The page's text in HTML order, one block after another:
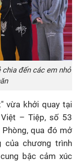
đến các em nhỏ
vừa khởi quay tại
– Tiệp, số 53
Phòng, qua đó mở
của chương trình
bậc cảm xúc